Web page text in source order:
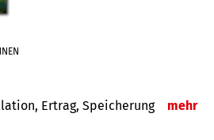
Ertrag, Speicherung mehr